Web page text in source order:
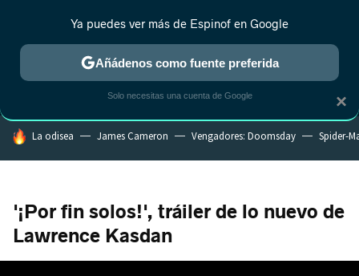
MENÚ NUEVO
ESTRENOS REALITY ANIME RANKINGS CINE
HOY SE HABLA DE
La odisea James Cameron Vengadores: Doomsday Spider-
'¡Por fin solos!', tráiler de lo nuevo de
Lawrence Kasdan
×
Ya puedes ver más de Espinof en Google
Añádenos como fuente preferida
Solo necesitas una cuenta de Google